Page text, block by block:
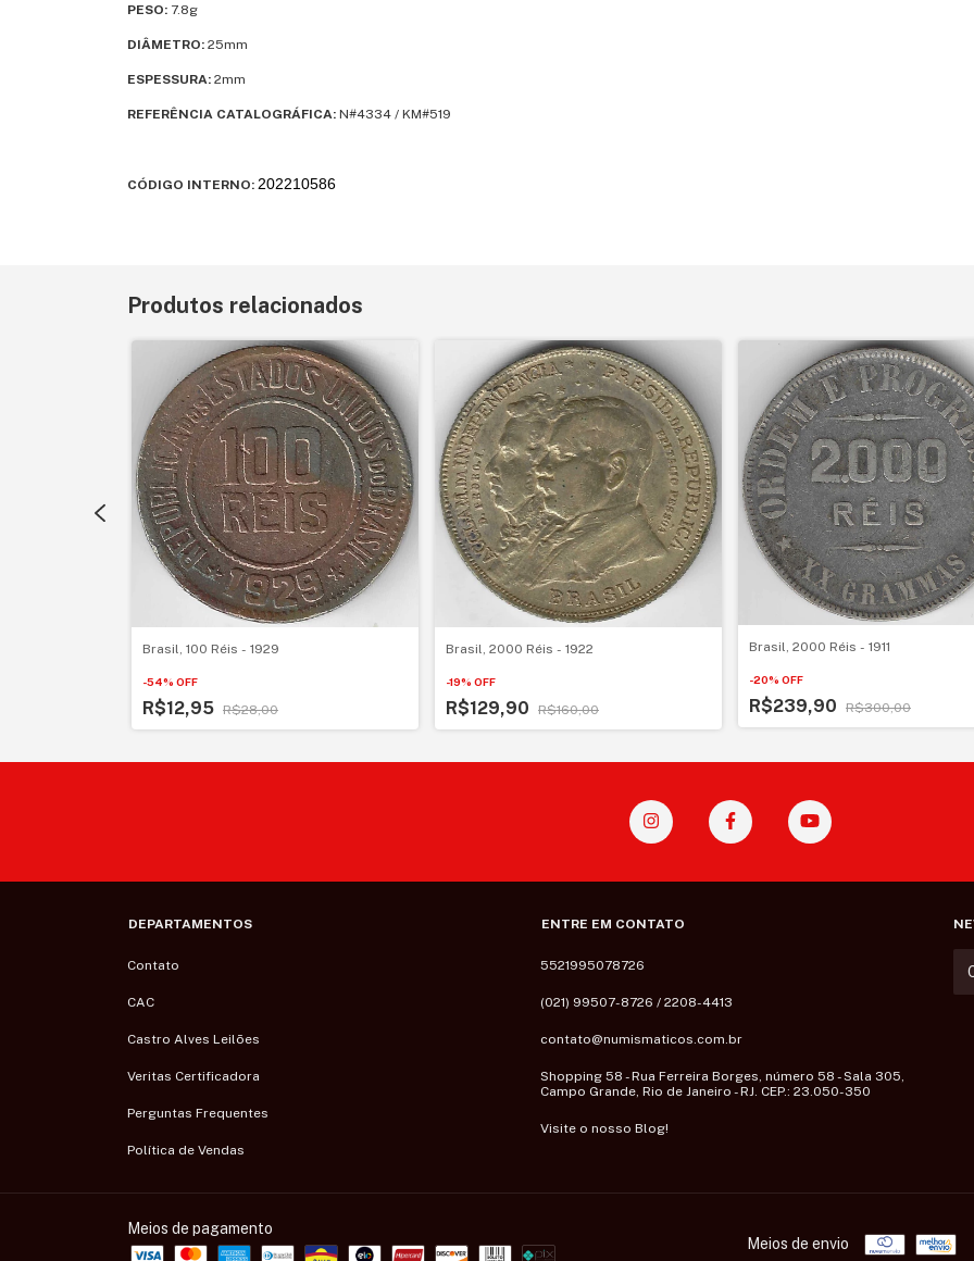
PESO: 7.8g
DIÂMETRO: 25mm
ESPESSURA: 2mm
REFERÊNCIA CATALOGRÁFICA: N#4334 / KM#519
CÓDIGO INTERNO: 202210586
Produtos relacionados
Brasil, 100 Réis - 1929
-54% OFF
R$12,95 R$28,00
Brasil, 2000 Réis - 1922
-19% OFF
R$129,90 R$160,00
Brasil, 2000 Réis - 1911
-20% OFF
R$239,90 R$300,00
DEPARTAMENTOS
Contato
CAC
Castro Alves Leilões
Veritas Certificadora
Perguntas Frequentes
Política de Vendas
ENTRE EM CONTATO
5521995078726
(021) 99507-8726 / 2208-4413
contato@numismaticos.com.br
Shopping 58 - Rua Ferreira Borges, número 58 - Sala 305,
Campo Grande, Rio de Janeiro - RJ. CEP.: 23.050-350
Visite o nosso Blog!
Meios de pagamento
Meios de envio